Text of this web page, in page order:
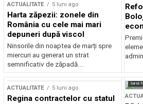
ACTUALITATE 5 luni ago
Harta zăpezii: zonele din
România cu cele mai mari
depuneri după viscol
Ninsorile din noaptea de marți spre
miercuri au generat un strat
semnificativ de zăpadă...
ACTUALITATE 5 luni ago
Regina contractelor cu statul
Sursă